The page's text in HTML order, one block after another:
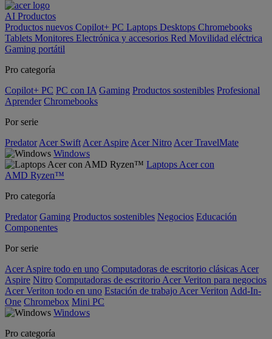
AI Productos
Productos nuevos Copilot+ PC Laptops Desktops Chromebooks
Tablets Monitores Electrónica y accesorios Red Movilidad eléctrica
Gaming portátil
Pro categoría
Copilot+ PC PC con IA Gaming Productos sostenibles Profesional
Aprender Chromebooks
Por serie
Predator Acer Swift Acer Aspire Acer Nitro Acer TravelMate
Windows
Laptops Acer con
AMD Ryzen™
Pro categoría
Predator Gaming Productos sostenibles Negocios Educación
Componentes
Por serie
Acer Aspire todo en uno Computadoras de escritorio clásicas Acer
Aspire Nitro Computadoras de escritorio Acer Veriton para negocios
Acer Veriton todo en uno Estación de trabajo Acer Veriton Add-In-
One Chromebox Mini PC
Windows
Pro categoría